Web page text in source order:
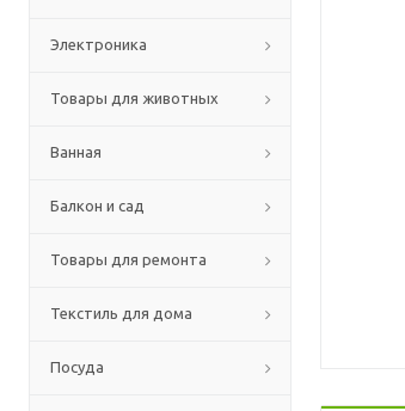
Электроника
Товары для животных
Ванная
Балкон и сад
Товары для ремонта
Текстиль для дома
Посуда